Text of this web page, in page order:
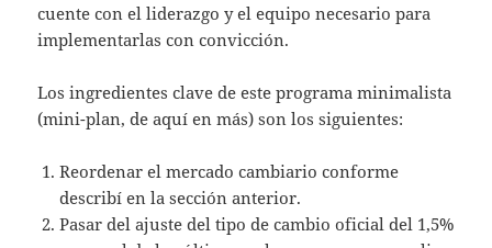
cuente con el liderazgo y el equipo necesario para
implementarlas con convicción.
Los ingredientes clave de este programa minimalista
(mini-plan, de aquí en más) son los siguientes:
Reordenar el mercado cambiario conforme
describí en la sección anterior.
Pasar del ajuste del tipo de cambio oficial del 1,5%